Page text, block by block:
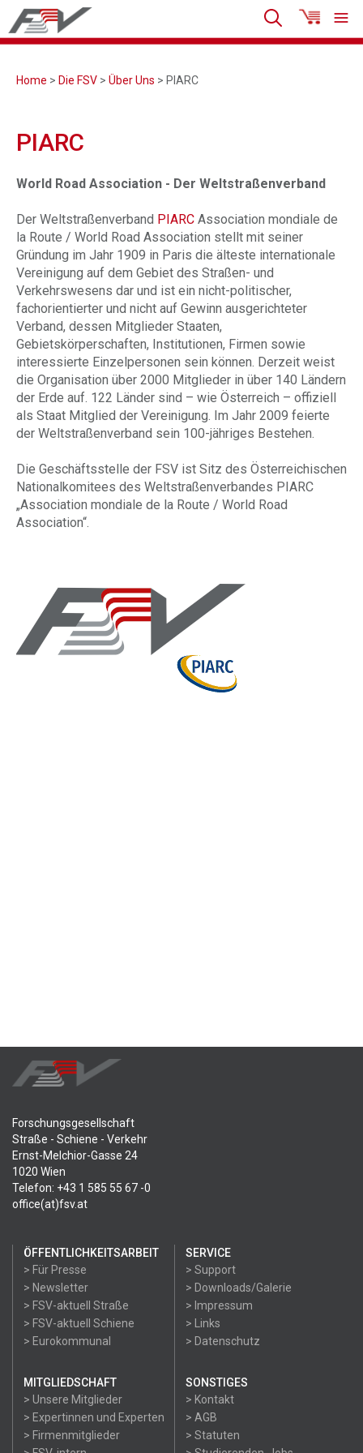
Home > Die FSV > Über Uns > PIARC
PIARC
World Road Association - Der Weltstraßenverband
Der Weltstraßenverband PIARC Association mondiale de
la Route / World Road Association stellt mit seiner
Gründung im Jahr 1909 in Paris die älteste internationale
Vereinigung auf dem Gebiet des Straßen- und
Verkehrswesens dar und ist ein nicht-politischer,
fachorientierter und nicht auf Gewinn ausgerichteter
Verband, dessen Mitglieder Staaten,
Gebietskörperschaften, Institutionen, Firmen sowie
interessierte Einzelpersonen sein können. Derzeit weist
die Organisation über 2000 Mitglieder in über 140 Ländern
der Erde auf. 122 Länder sind – wie Österreich – offiziell
als Staat Mitglied der Vereinigung. Im Jahr 2009 feierte
der Weltstraßenverband sein 100-jähriges Bestehen.
Die Geschäftsstelle der FSV ist Sitz des Österreichischen
Nationalkomitees des Weltstraßenverbandes PIARC
„Association mondiale de la Route / World Road
Association“.
Forschungsgesellschaft
Straße - Schiene - Verkehr
Ernst-Melchior-Gasse 24
1020 Wien
Telefon: +43 1 585 55 67 -0
office(at)fsv.at
ÖFFENTLICHKEITSARBEIT
> Für Presse
> Newsletter
> FSV-aktuell Straße
> FSV-aktuell Schiene
> Eurokommunal
SERVICE
> Support
> Downloads/Galerie
> Impressum
> Links
> Datenschutz
MITGLIEDSCHAFT
> Unsere Mitglieder
> Expertinnen und Experten
> Firmenmitglieder
SONSTIGES
> Kontakt
> AGB
> Statuten